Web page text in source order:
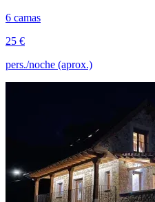
6 camas
25 €
pers./noche (aprox.)